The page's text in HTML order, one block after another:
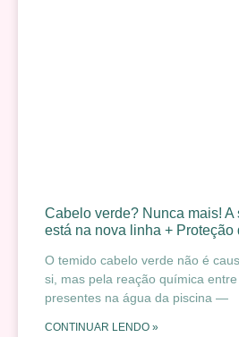
Cabelo verde? Nunca mais!
está na nova linha + Proteção
O temido cabelo verde não é
si, mas pela reação química
presentes na água da piscina —
CONTINUAR LENDO »